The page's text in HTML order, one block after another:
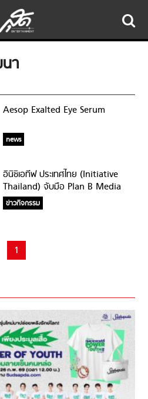
า
Aesop Exalted Eye Serum
news
อินิชิเอทีฟ ประเทศไทย (Initiative
Thailand) จับมือ Plan B Media
และ PINN SHOP นำป้ายโฆษณาที่ใช้
แล้วมาสร้างประโยชน์แก่สังคมและ
ข่าวกิจกรรม
1